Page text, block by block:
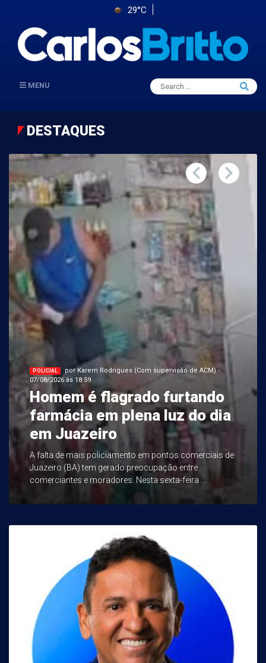
29°C
MENU
Search
for:
Search
DESTAQUES
POLICIAL
por Karem Rodrigues (Com supervisão de ACM) -
07/08/2026 às 18:59
Homem é flagrado furtando
farmácia em plena luz do dia
em Juazeiro
A falta de mais policiamento em pontos comerciais de
Juazeiro (BA) tem gerado preocupação entre
comerciantes e moradores. Nesta sexta-feira ...